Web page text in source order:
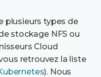
plusieurs types de
stockage NFS ou
Cloud
retrouvez la liste
). Nous